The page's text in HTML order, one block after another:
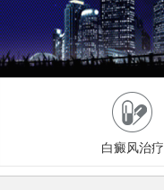
白癜风治疗